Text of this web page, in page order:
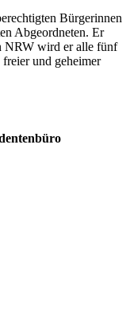
Bürgerinnen
Abgeordneten. Er
NRW wird er alle fünf
und geheimer